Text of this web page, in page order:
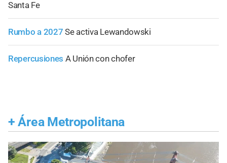
Santa Fe
Rumbo a 2027 Se activa Lewandowski
Repercusiones A Unión con chofer
+ Área Metropolitana